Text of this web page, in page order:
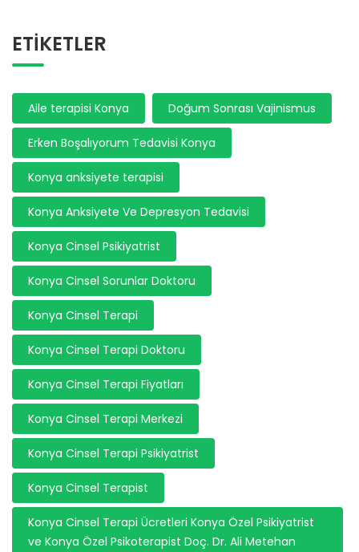
ETIKETLER
Aile terapisi Konya Doğum Sonrası Vajinismus
Erken Boşalıyorum Tedavisi Konya
Konya anksiyete terapisi
Konya Anksiyete Ve Depresyon Tedavisi
Konya Cinsel Psikiyatrist
Konya Cinsel Sorunlar Doktoru
Konya Cinsel Terapi
Konya Cinsel Terapi Doktoru
Konya Cinsel Terapi Fiyatları
Konya Cinsel Terapi Merkezi
Konya Cinsel Terapi Psikiyatrist
Konya Cinsel Terapist
Konya Cinsel Terapi Ücretleri Konya Özel Psikiyatrist
ve Konya Özel Psikoterapist Doç. Dr. Ali Metehan